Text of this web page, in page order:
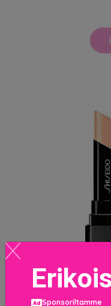
Sponsoriltamme